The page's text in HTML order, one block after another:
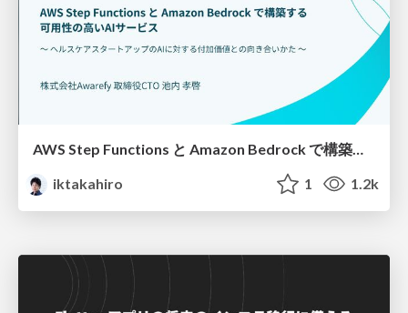
AWS Step Functions と Amazon Bedrock で構築する 可用性の高いAIサービス / Awarefy-AI-AWS-Bedrock-Step-Functions
iktakahiro
1 1.2k